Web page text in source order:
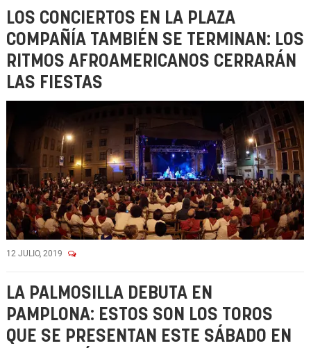
LOS CONCIERTOS EN LA PLAZA
COMPAÑÍA TAMBIÉN SE TERMINAN: LOS
RITMOS AFROAMERICANOS CERRARÁN
LAS FIESTAS
12 JULIO, 2019
LA PALMOSILLA DEBUTA EN
PAMPLONA: ESTOS SON LOS TOROS
QUE SE PRESENTAN ESTE SÁBADO EN